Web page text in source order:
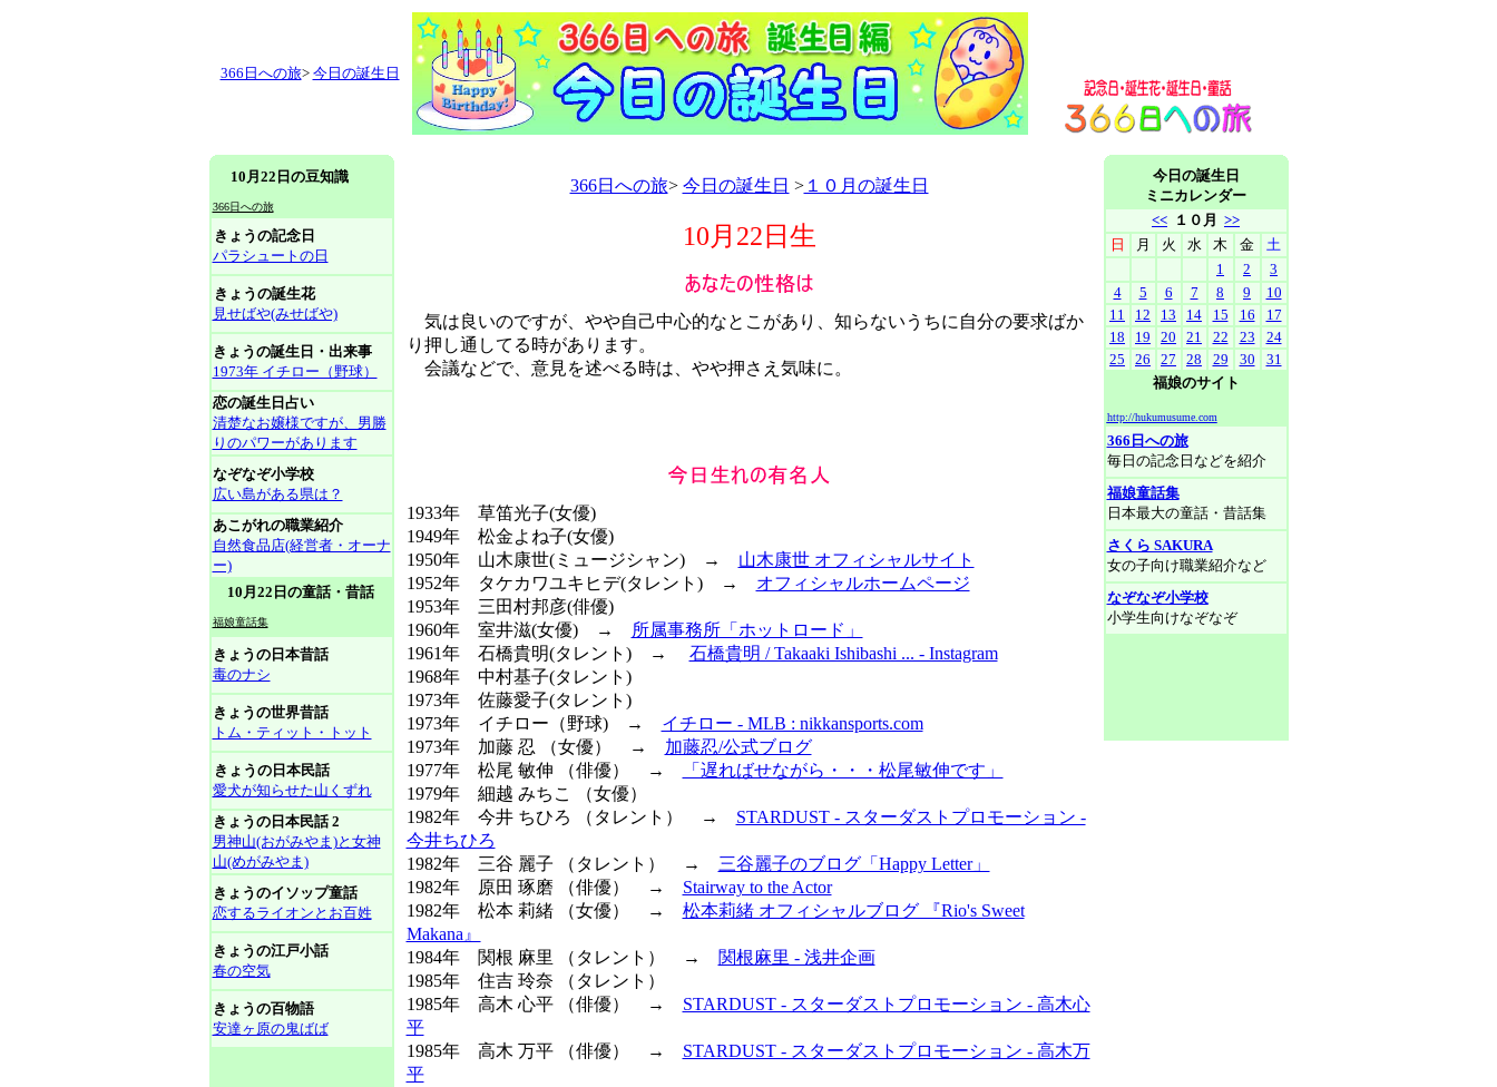
366日への旅> 今日の誕生日
10月22日の豆知識
366日への旅
きょうの記念日
パラシュートの日
きょうの誕生花
見せばや(みせばや)
きょうの誕生日・出来事
1973年 イチロー（野球）
恋の誕生日占い
清楚なお嬢様ですが、男勝
りのパワーがあります
なぞなぞ小学校
広い島がある県は？
あこがれの職業紹介
自然食品店(経営者・オーナ
ー)
10月22日の童話・昔話
福娘童話集
きょうの日本昔話
毒のナシ
きょうの世界昔話
トム・ティット・トット
きょうの日本民話
愛犬が知らせた山くずれ
きょうの日本民話 2
男神山(おがみやま)と女神
山(めがみやま)
きょうのイソップ童話
恋するライオンとお百姓
きょうの江戸小話
春の空気
きょうの百物語
安達ヶ原の鬼ばば
366日への旅> 今日の誕生日 >１０月の誕生日
10月22日生
気は良いのですが、やや自己中心的なとこがあり、知らないうちに自分の要求ばか
り押し通してる時があります。
会議などで、意見を述べる時は、やや押さえ気味に。
1933年 草笛光子(女優)
1949年 松金よね子(女優)
1950年 山木康世(ミュージシャン) → 山木康世 オフィシャルサイト
1952年 タケカワユキヒデ(タレント) → オフィシャルホームページ
1953年 三田村邦彦(俳優)
1960年 室井滋(女優) →
所属事務所「ホットロード」
1961年 石橋貴明(タレント) → 石橋貴明 / Takaaki Ishibashi ... - Instagram
1968年 中村基子(タレント)
1973年 佐藤愛子(タレント)
1973年 イチロー（野球) → イチロー - MLB : nikkansports.com
1973年 加藤 忍 （女優） → 加藤忍/公式ブログ
1977年 松尾 敏伸 （俳優） →
「遅ればせながら・・・松尾敏伸です」
1979年 細越 みちこ （女優）
1982年 今井 ちひろ （タレント） → STARDUST - スターダストプロモーション -
今井ちひろ
1982年 三谷 麗子 （タレント） → 三谷麗子のブログ「Happy Letter」
1982年 原田 琢磨 （俳優） → Stairway to the Actor
1982年 松本 莉緒 （女優） → 松本莉緒 オフィシャルブログ 『Rio's Sweet
Makana』
1984年 関根 麻里 （タレント） → 関根麻里 - 浅井企画
1985年 住吉 玲奈 （タレント）
1985年 高木 心平 （俳優） → STARDUST - スターダストプロモーション - 高木心
平
1985年 高木 万平 （俳優） → STARDUST - スターダストプロモーション - 高木万
平
今日の誕生日
ミニカレンダー
<< １０月 >>
日
月 火 水 木 金
土
1
2
3
4
5 6 7 8 9
10
11
12 13 14 15 16
17
18
19 20 21 22 23
24
25
26 27 28 29 30
31
福娘のサイト
http://hukumusume.com
366日への旅
毎日の記念日などを紹介
福娘童話集
日本最大の童話・昔話集
さくら SAKURA
女の子向け職業紹介など
なぞなぞ小学校
小学生向けなぞなぞ